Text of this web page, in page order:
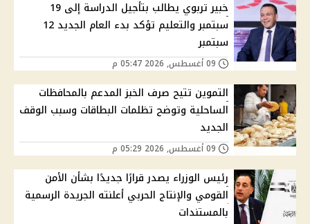
خبير تربوي يطالب بتأجيل الدراسة إلى 19
سبتمبر والتعليم تؤكد بدء العام الجديد 12
سبتمبر
التموين تتيح صرف الخبز المدعم بالمحافظات
الساحلية وتوضح تظلمات البطاقات وسبب الوقف
الجديد
رئيس الوزراء يصدر قرارًا جديدًا بشأن الأمن
القومي والإنتاج الحربي أعلنته الجريدة الرسمية
بالمستندات